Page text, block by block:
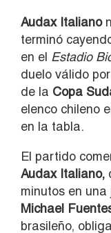
Audax Italiano
terminó
en el Estadio
duelo válido
de la Copa
elenco chileno
en la tabla.
El partido
Audax Italiano,
minutos en
Michael
brasileño,